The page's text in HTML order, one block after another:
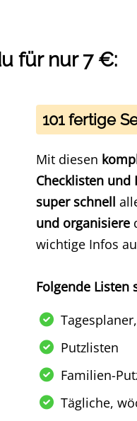
für nur 7 €:
101 fertige
Mit diesen
Checklisten und
super schnell
und organisiere
wichtige Infos
Folgende Listen
Putzlisten
Familien-
Tägliche,